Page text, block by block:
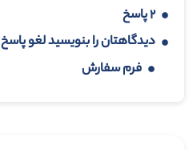
۲ پاسخ
دیدگاهتان را بنویسید لغو پاسخ
فرم سفارش